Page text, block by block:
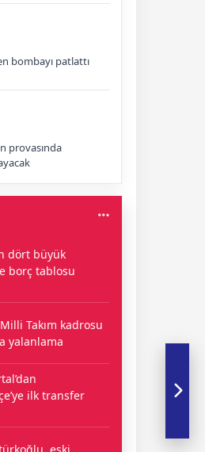
bombayı patlattı
provasında
dört büyük
borç tablosu
Milli Takım kadrosu
yalanlama
ilk transfer
eski